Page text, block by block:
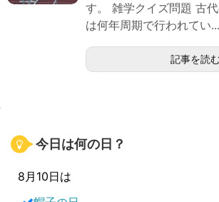
す。 雑学クイズ問題 古
は何年周期で行われてい...
記事を読
今日は何の日？
8月10日は